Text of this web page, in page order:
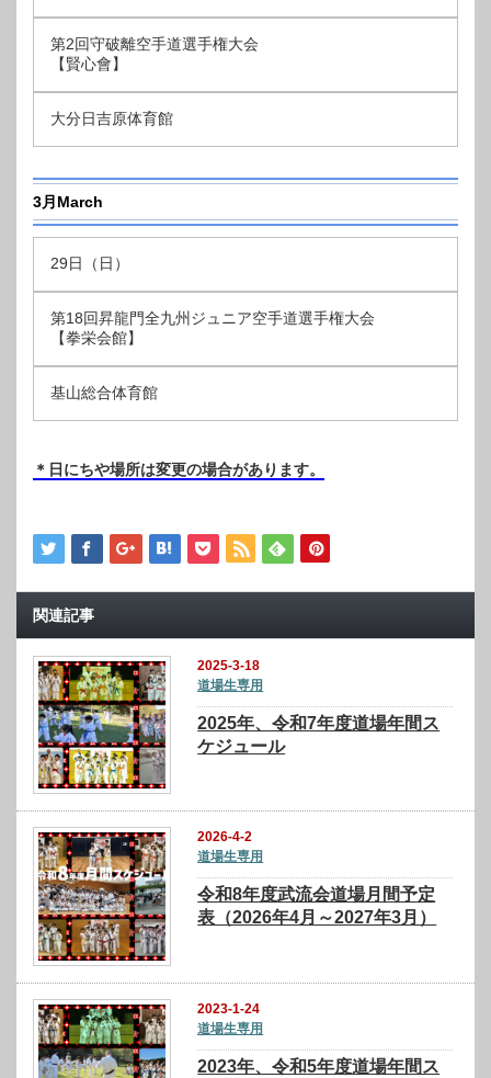
第2回守破離空手道選手権大会
【賢心會】
大分日吉原体育館
3月March
29日（日）
第18回昇龍門全九州ジュニア空手道選手権大会
【拳栄会館】
基山総合体育館
＊日にちや場所は変更の場合があります。
関連記事
2025-3-18
道場生専用
2025年、令和7年度道場年間ス
ケジュール
2026-4-2
道場生専用
令和8年度武流会道場月間予定
表（2026年4月～2027年3月）
2023-1-24
道場生専用
2023年、令和5年度道場年間ス